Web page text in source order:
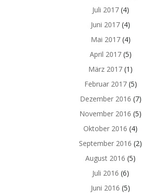
Juli 2017(4)
Juni 2017 (4)
Mai 2017(4)
April 2017(5)
März 2017 (1)
Februar 2017(5)
Dezember 2016 (7)
November 2016 (5)
Oktober 2016 (4)
September 2016 (2)
August 2016 (5)
Juli 2016 (6)
Juni 2016 (5)